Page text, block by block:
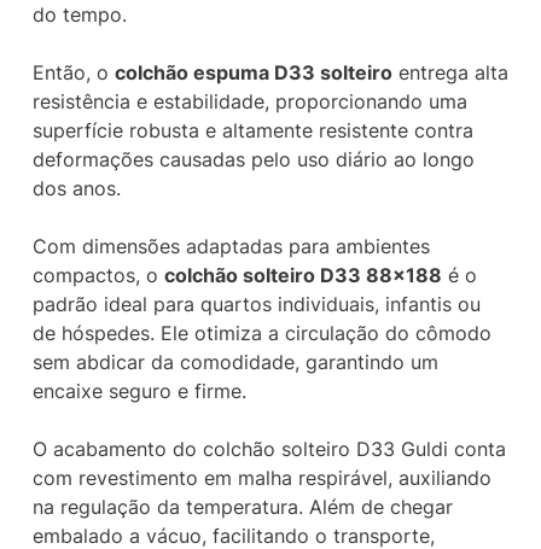
do tempo.
Então, o colchão espuma D33 solteiroentrega alta
resistência e estabilidade, proporcionando uma
superfície robusta e altamente resistente contra
deformações causadas pelo uso diário ao longo
dos anos.
Com dimensões adaptadas para ambientes
compactos, o colchão solteiro D33 88×188 é o
padrão ideal para quartos individuais, infantis ou
de hóspedes. Ele otimiza a circulação do cômodo
sem abdicar da comodidade, garantindo um
encaixe seguro e firme.
O acabamento do colchão solteiro D33 Guldi conta
com revestimento em malha respirável, auxiliando
na regulação da temperatura. Além de chegar
embalado a vácuo, facilitando o transporte,